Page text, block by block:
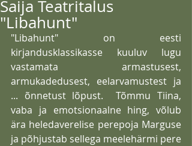
Saija Teatritalus
"Libahunt"
"Libahunt" on eesti
kirjandusklassikasse kuuluv lugu
vastamata armastusest,
armukadedusest, eelarvamustest ja
... õnnetust lõpust.  Tõmmu Tiina,
vaba ja emotsionaalne hing, võlub
ära heledaverelise perepoja Marguse
ja põhjustab sellega meelehärmi pere